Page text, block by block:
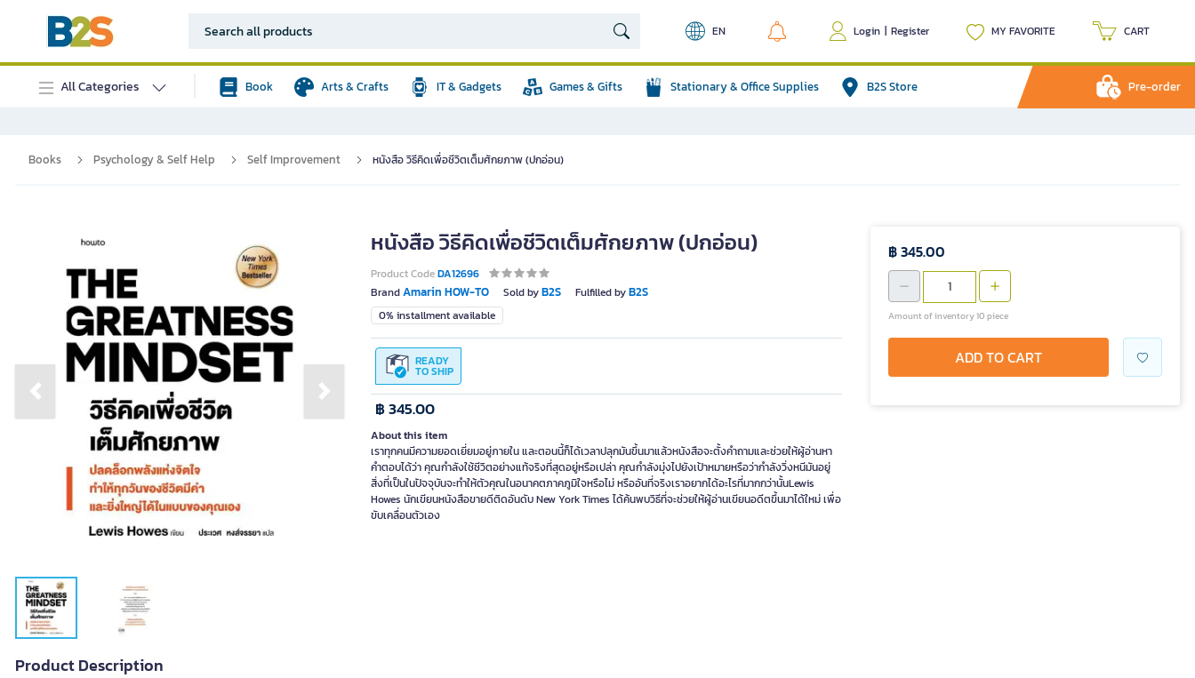
EN Login | Register MY FAVORITE CART
All Categories Book Arts & Crafts IT & Gadgets Games & Gifts Stationary & Office Supplies B2S Store Pre-order
Books Psychology & Self Help Self Improvement หนังสือ วิธีคิดเพื่อชีวิตเต็มศักยภาพ (ปกอ่อน)
Previous slide Next slide
หนังสือ วิธีคิดเพื่อชีวิตเต็มศักยภาพ (ปกอ่อน)
Product CodeDA12696
BrandAmarin HOW-TO Sold byB2S Fulfilled byB2S
0% installment available
READY
TO SHIP
฿ 345.00
About this item
เราทุกคนมีความยอดเยี่ยมอยู่ภายใน และตอนนี้ก็ได้เวลาปลุกมันขึ้นมาแล้วหนังสือจะตั้งคำถามและช่วยให้ผู้อ่านหา
คำตอบได้ว่า คุณกำลังใช้ชีวิตอย่างแท้จริงที่สุดอยู่หรือเปล่า คุณกำลังมุ่งไปยังเป้าหมายหรือว่ากำลังวิ่งหนีมันอยู่
สิ่งที่เป็นในปัจจุบันจะทำให้ตัวคุณในอนาคตภาคภูมิใจหรือไม่ หรืออันที่จริงเราอยากได้อะไรที่มากกว่านั้นLewis
Howes นักเขียนหนังสือขายดีติดอันดับ New York Times ได้ค้นพบวิธีที่จะช่วยให้ผู้อ่านเขียนอดีตขึ้นมาได้ใหม่ เพื่อ
ขับเคลื่อนตัวเอง
Product Description
฿ 345.00
Amount of inventory 10 piece
ADD TO CART